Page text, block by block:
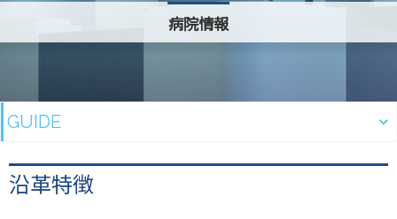
病院情報
沿革特徴
GUIDE